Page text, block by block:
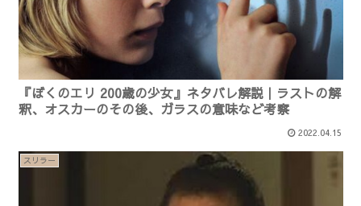
『ぼくのエリ 200歳の少女』ネタバレ解説｜ラストの解
釈、オスカーのその後、ガラスの意味など考察
2022.04.15
スリラー